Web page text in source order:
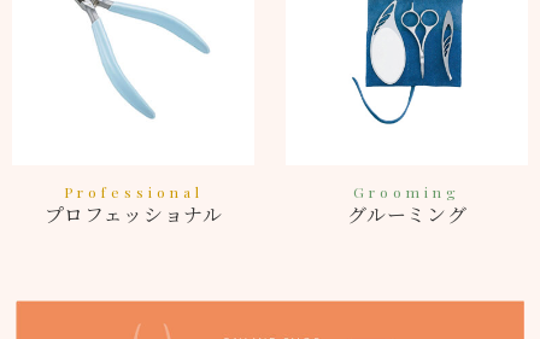
Professional
プロフェッショナル
Grooming
グルーミング